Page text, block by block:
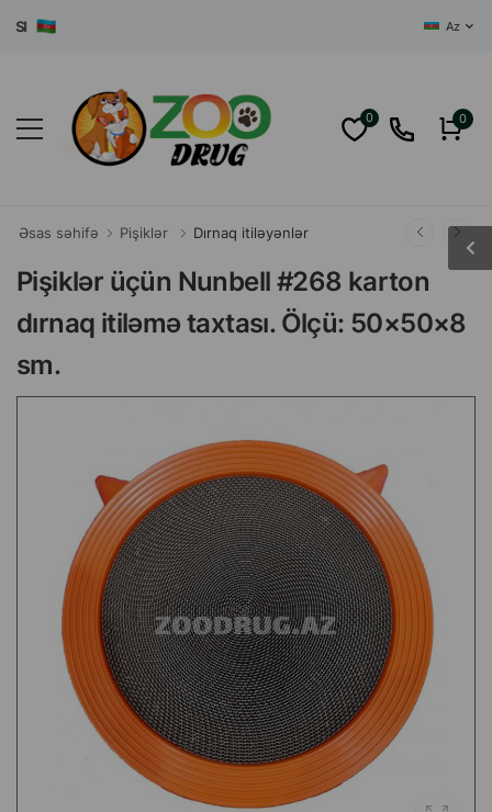
Az
0 0
Əsas səhifə Pişiklər Dırnaq itiləyənlər
Pişiklər üçün Nunbell #268 karton
dırnaq itiləmə taxtası. Ölçü: 50×50×8
sm.